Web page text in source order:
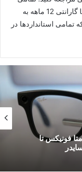
محصولاتی که در این فروشگاه وجود دارند با گارانتی 12 ماهه به
استانداردها در
فونیکس تا